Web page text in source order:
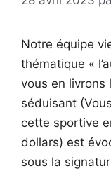
Notre équipe
thématique «
vous en livrons
séduisant
cette sportive
dollars) est
sous la